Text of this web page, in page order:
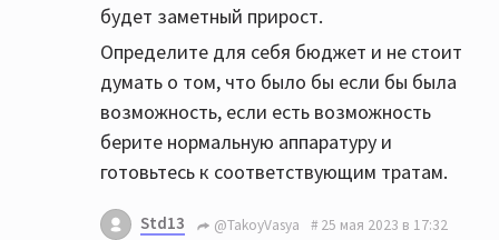
будет заметный прирост.
Определите для себя бюджет и не стоит
думать о том, что было бы если бы была
возможность, если есть возможность
берите нормальную аппаратуру и
готовьтесь к соответствующим тратам.
Std13 @TakoyVasya 25 мая 2023 в 17:32